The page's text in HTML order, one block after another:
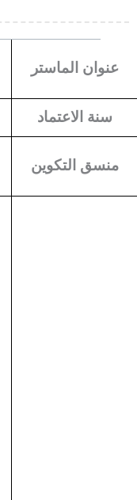
عنوان الماستر
سنة الاعتماد
منسق التكوين